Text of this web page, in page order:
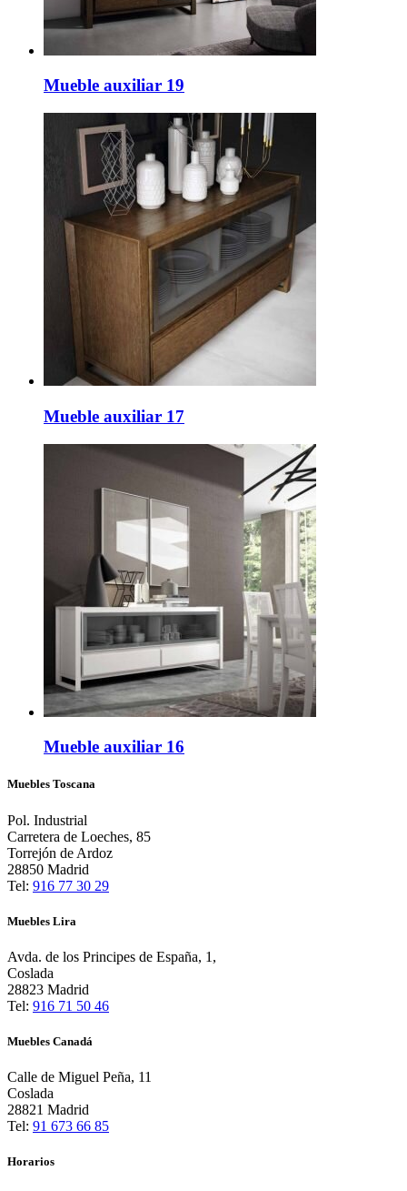
Mueble auxiliar 19
Mueble auxiliar 17
Mueble auxiliar 16
Muebles Toscana
Pol. Industrial
Carretera de Loeches, 85
Torrejón de Ardoz
28850 Madrid
Tel: 916 77 30 29
Muebles Lira
Avda. de los Principes de España, 1,
Coslada
28823 Madrid
Tel: 916 71 50 46
Muebles Canadá
Calle de Miguel Peña, 11
Coslada
28821 Madrid
Tel: 91 673 66 85
Horarios